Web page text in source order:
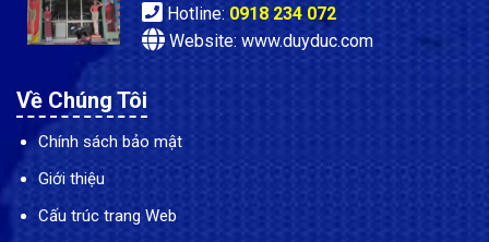
Hotline: 0918 234 072
Website: www.duyduc.com
Về Chúng Tôi
Chính sách bảo mật
Giới thiệu
Cấu trúc trang Web